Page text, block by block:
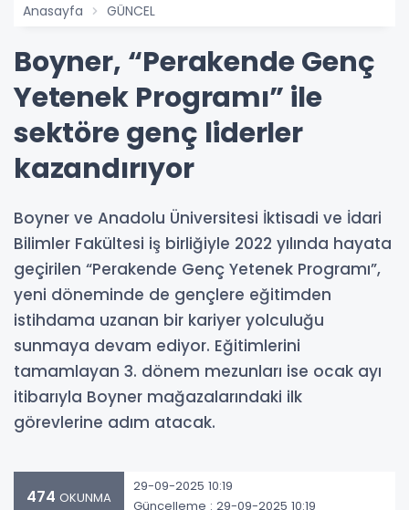
Anasayfa GÜNCEL
Boyner, “Perakende Genç
Yetenek Programı” ile
sektöre genç liderler
kazandırıyor
Boyner ve Anadolu Üniversitesi İktisadi ve İdari
Bilimler Fakültesi iş birliğiyle 2022 yılında hayata
geçirilen “Perakende Genç Yetenek Programı”,
yeni döneminde de gençlere eğitimden
istihdama uzanan bir kariyer yolculuğu
sunmaya devam ediyor. Eğitimlerini
tamamlayan 3. dönem mezunları ise ocak ayı
itibarıyla Boyner mağazalarındaki ilk
görevlerine adım atacak.
474 OKUNMA
29-09-2025 10:19
Güncelleme : 29-09-2025 10:19